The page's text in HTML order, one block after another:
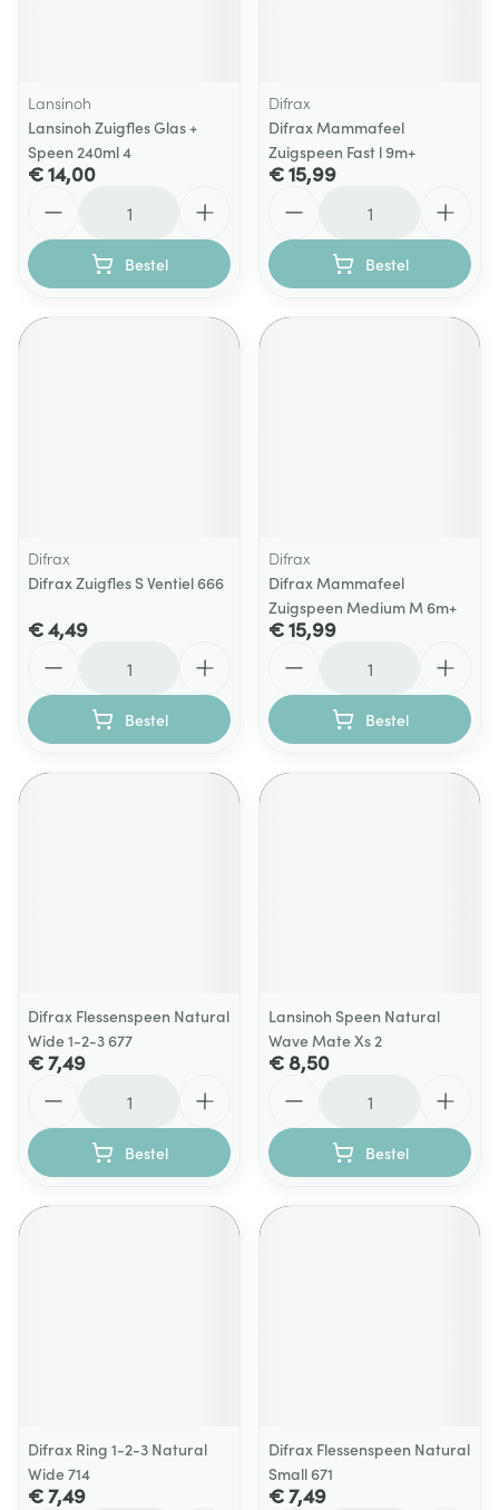
Lansinoh
Lansinoh Zuigfles Glas +
Speen 240ml 4
€ 14,00
Bestel
Difrax
Difrax Mammafeel
Zuigspeen Fast l 9m+
€ 15,99
Bestel
Difrax
Difrax Zuigfles S Ventiel 666
€ 4,49
Bestel
Difrax
Difrax Mammafeel
Zuigspeen Medium M 6m+
€ 15,99
Bestel
Difrax Flessenspeen Natural
Wide 1-2-3 677
€ 7,49
Bestel
Lansinoh Speen Natural
Wave Mate Xs 2
€ 8,50
Bestel
Difrax Ring 1-2-3 Natural
Wide 714
€ 7,49
Difrax Flessenspeen Natural
Small 671
€ 7,49